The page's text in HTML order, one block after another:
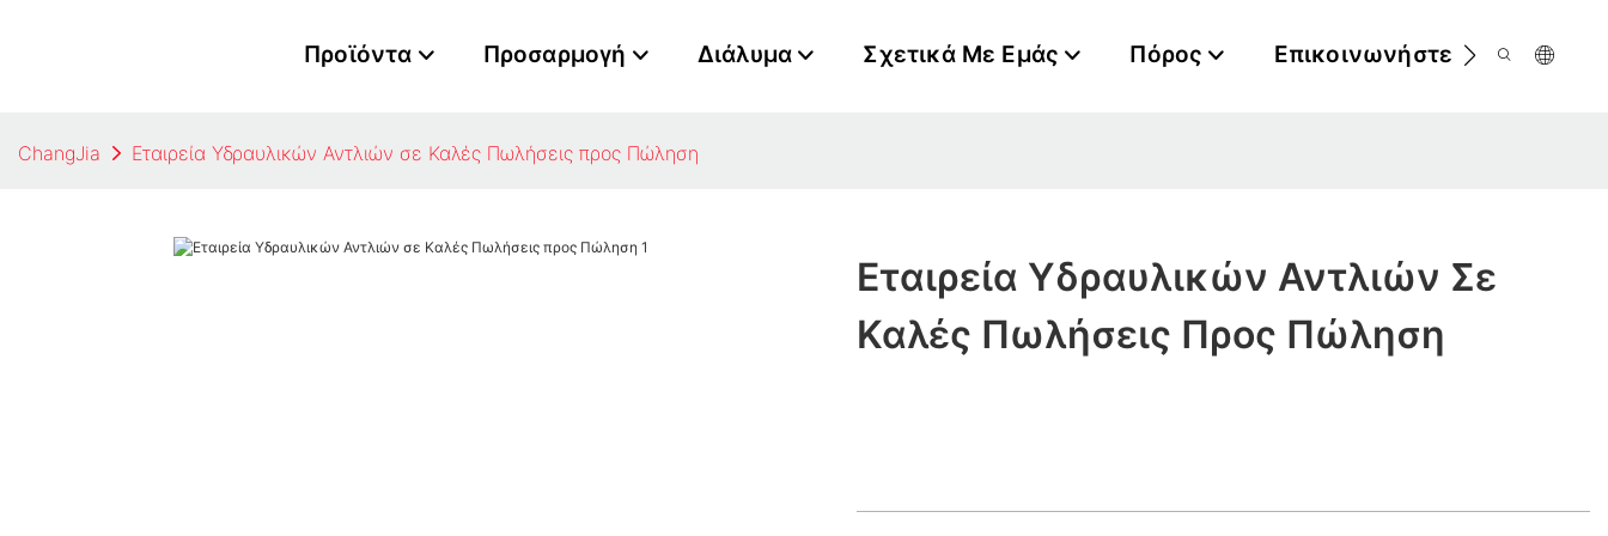
Προϊόντα Προσαρμογή Διάλυμα Σχετικά Με Εμάς Πόρος Επικοινωνήστε Μαζί Μας
ChangJia Εταιρεία Υδραυλικών Αντλιών σε Καλές Πωλήσεις προς Πώληση
Εταιρεία Υδραυλικών Αντλιών Σε
Καλές Πωλήσεις Προς Πώληση